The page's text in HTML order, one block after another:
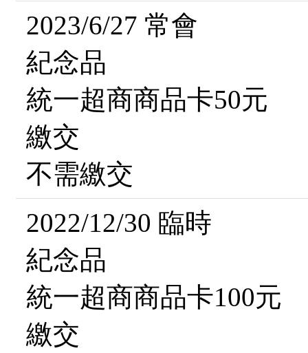
2023/6/27 常會
紀念品
統一超商商品卡50元
繳交
不需繳交
2022/12/30 臨時
紀念品
統一超商商品卡100元
繳交